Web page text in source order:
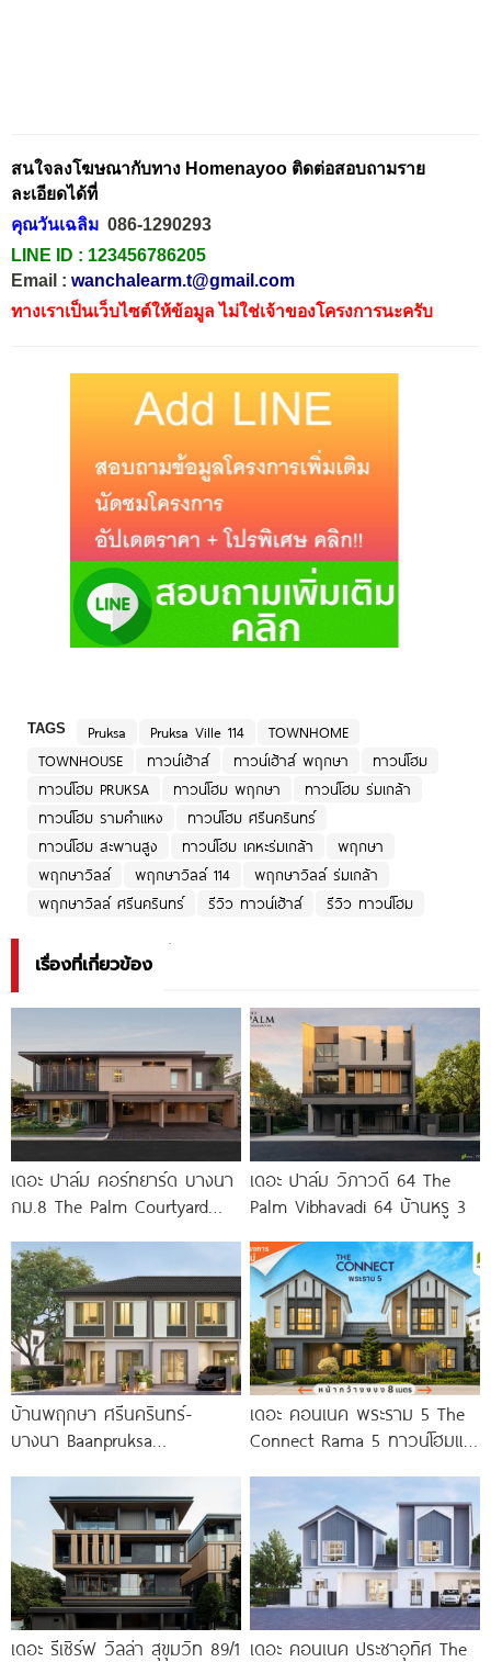
สนใจลงโฆษณากับทาง Homenayoo ติดต่อสอบถามราย
ละเอียดได้ที่
คุณวันเฉลิม 086-1290293
LINE ID : 123456786205
Email : wanchalearm.t@gmail.com
ทางเราเป็นเว็บไซต์ให้ข้อมูล ไม่ใช่เจ้าของโครงการนะครับ
TAGS Pruksa Pruksa Ville 114
TOWNHOME
TOWNHOUSE
ทาวน์เฮ้าส์ ทาวน์เฮ้าส์ พฤกษา
ทาวน์โฮม
ทาวน์โฮม PRUKSA
ทาวน์โฮม พฤกษา
ทาวน์โฮม ร่มเกล้า
ทาวน์โฮม รามคำแหง
ทาวน์โฮม ศรีนครินทร์
ทาวน์โฮม สะพานสูง
ทาวน์โฮม เคหะร่มเกล้า
พฤกษา
พฤกษาวิลล์
พฤกษาวิลล์ 114
พฤกษาวิลล์ ร่มเกล้า
พฤกษาวิลล์ ศรีนครินทร์
รีวิว ทาวน์เฮ้าส์ รีวิว ทาวน์โฮม
เรื่องที่เกี่ยวข้อง
เดอะ ปาล์ม คอร์ทยาร์ด บางนา
กม.8 The Palm Courtyard
เดอะ ปาล์ม วิภาวดี 64 The
Palm Vibhavadi 64 บ้านหรู 3
บ้านพฤกษา ศรีนครินทร์-
บางนา Baanpruksa
และบ้านแฝด ใกล้ Mega บางนา
เพียง 5
เดอะ คอนเนค พระราม 5 The
Connect Rama 5 ทาวน์โฮมและ
เดอะ รีเซิร์ฟ วิลล่า สุขุมวิท 89/1 เดอะ คอนเนค ประชาอุทิศ The